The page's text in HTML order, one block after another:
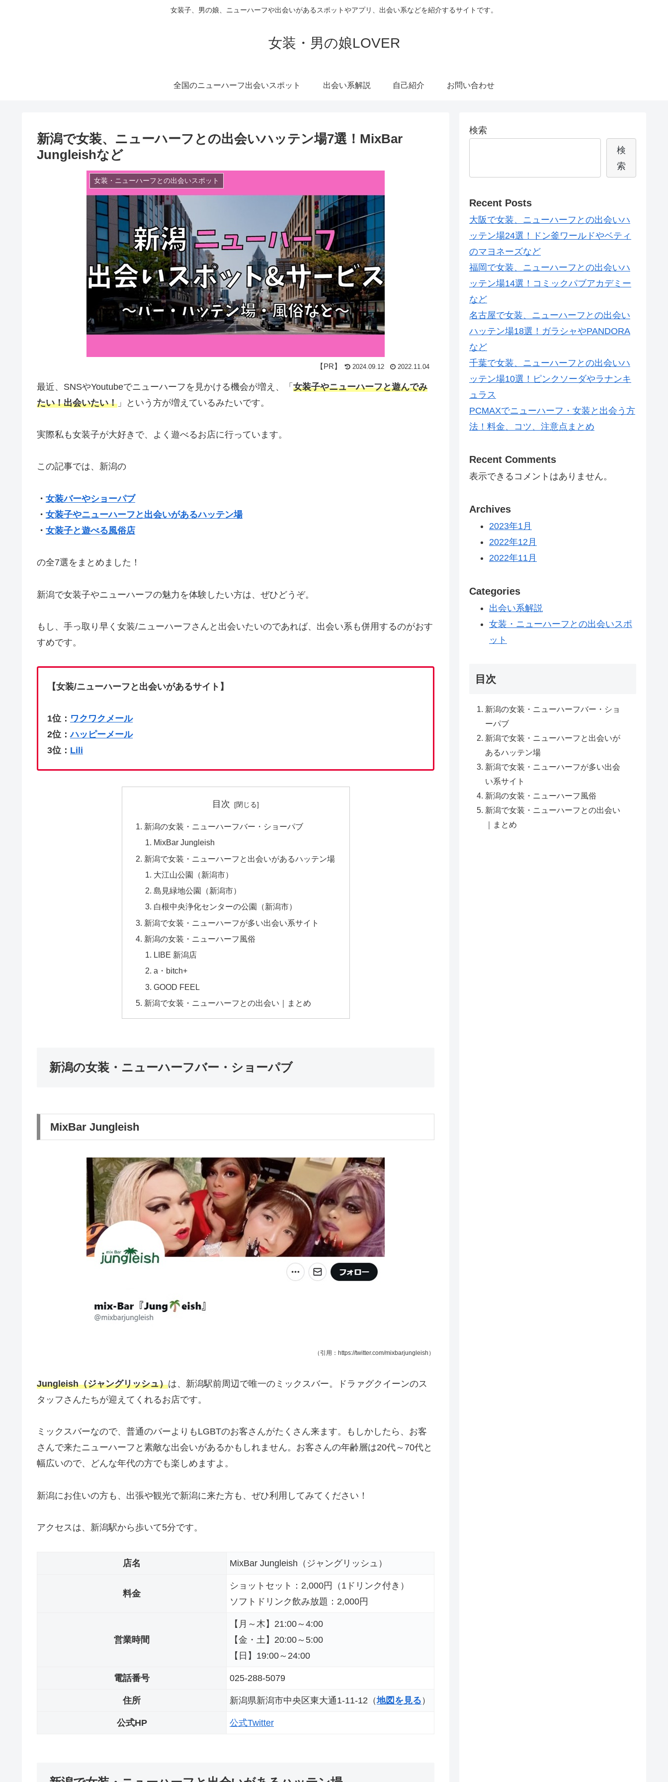
女装子、男の娘、ニューハーフや出会いがあるスポットやアプリ、出会い系などを紹介するサイトです。
女装・男の娘LOVER
全国のニューハーフ出会いスポット 出会い系解説 自己紹介 お問い合わせ
新潟で女装、ニューハーフとの出会いハッテン場7選！MixBar
Jungleishなど
女装・ニューハーフとの出会いスポット
2024.09.12 2022.11.04
最近、SNSやYoutubeでニューハーフを見かける機会が増え、「 女装子やニューハーフと遊んでみ
たい！出会いたい！ 」という方が増えているみたいです。
実際私も女装子が大好きで、よく遊べるお店に行っています。
この記事では、新潟の
・ 女装バーやショーパブ
・ 女装子やニューハーフと出会いがあるハッテン場
・ 女装子と遊べる風俗店
の全7選をまとめました！
新潟で女装子やニューハーフの魅力を体験したい方は、ぜひどうぞ。
もし、手っ取り早く女装/ニューハーフさんと出会いたいのであれば、出会い系も併用するのがおす
すめです。
【女装/ニューハーフと出会いがあるサイト】
1位： ワクワクメール
2位：ハッピーメール
3位： Lili
目次
新潟の女装・ニューハーフバー・ショーパブ
MixBar Jungleish
新潟で女装・ニューハーフと出会いがあるハッテン場
大江山公園（新潟市）
島見緑地公園（新潟市）
白根中央浄化センターの公園（新潟市）
新潟で女装・ニューハーフが多い出会い系サイト
新潟の女装・ニューハーフ風俗
LIBE 新潟店
a・bitch+
GOOD FEEL
新潟で女装・ニューハーフとの出会い｜まとめ
新潟の女装・ニューハーフバー・ショーパブ
MixBar Jungleish
（引用：https://twitter.com/mixbarjungleish）
Jungleish（ジャングリッシュ）は、新潟駅前周辺で唯一のミックスバー。ドラァグクイーンのス
タッフさんたちが迎えてくれるお店です。
ミックスバーなので、普通のバーよりもLGBTのお客さんがたくさん来ます。もしかしたら、お客
さんで来たニューハーフと素敵な出会いがあるかもしれません。お客さんの年齢層は20代～70代と
幅広いので、どんな年代の方でも楽しめますよ。
新潟にお住いの方も、出張や観光で新潟に来た方も、ぜひ利用してみてください！
アクセスは、新潟駅から歩いて5分です。
店名 MixBar Jungleish（ジャングリッシュ）
料金
ショットセット：2,000円（1ドリンク付き）
ソフトドリンク飲み放題：2,000円
営業時間
【月～木】21:00～4:00
【金・土】20:00～5:00
【日】19:00～24:00
電話番号 025-288-5079
住所 新潟県新潟市中央区東大通1-11-12（地図を見る ）
公式HP 公式Twitter
検索
検
索
Recent Posts
大阪で女装、ニューハーフとの出会いハ
ッテン場24選！ドン釜ワールドやベティ
のマヨネーズなど
福岡で女装、ニューハーフとの出会いハ
ッテン場14選！コミックパブアカデミー
など
名古屋で女装、ニューハーフとの出会い
ハッテン場18選！ガラシャやPANDORA
など
千葉で女装、ニューハーフとの出会いハ
ッテン場10選！ピンクソーダやラナンキ
ュラス
PCMAXでニューハーフ・女装と出会う方
法！料金、コツ、注意点まとめ
Recent Comments
表示できるコメントはありません。
Archives
2023年1月
2022年12月
2022年11月
Categories
出会い系解説
女装・ニューハーフとの出会いスポ
ット
目次
新潟の女装・ニューハーフバー・ショ
ーパブ
新潟で女装・ニューハーフと出会いが
あるハッテン場
新潟で女装・ニューハーフが多い出会
い系サイト
新潟の女装・ニューハーフ風俗
新潟で女装・ニューハーフとの出会い
｜まとめ